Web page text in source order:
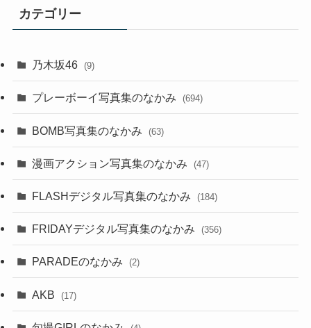
カテゴリー
乃木坂46 (9)
プレーボーイ写真集のなかみ (694)
BOMB写真集のなかみ (63)
漫画アクション写真集のなかみ (47)
FLASHデジタル写真集のなかみ (184)
FRIDAYデジタル写真集のなかみ (356)
PARADEのなかみ (2)
AKB (17)